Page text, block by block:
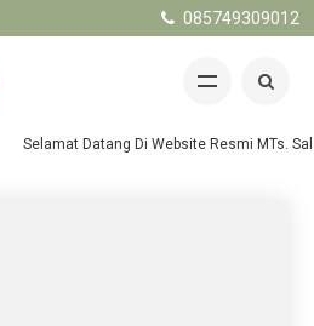
085749309012
Selamat Datang Di Website Resmi MTs.